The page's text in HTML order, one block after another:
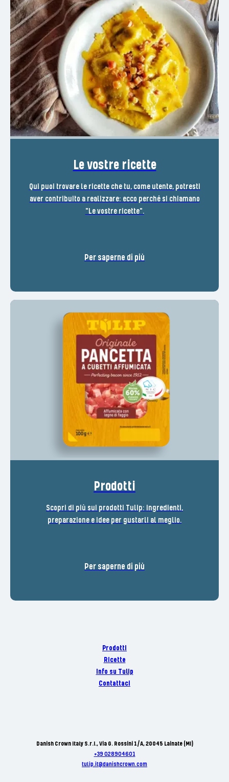
Le vostre ricette
Qui puoi trovare le ricette che tu, come utente, potresti
aver contribuito a realizzare: ecco perché si chiamano
"Le vostre ricette".
Per saperne di più
Prodotti
Scopri di più sui prodotti Tulip: ingredienti,
preparazione e idee per gustarli al meglio.
Per saperne di più
Prodotti
Ricette
Info su Tulip
Contattaci
Danish Crown Italy S.r.I., Via G. Rossini 1/A, 20045 Lainate (MI)
+39 028904601
tulip.it@danishcrown.com